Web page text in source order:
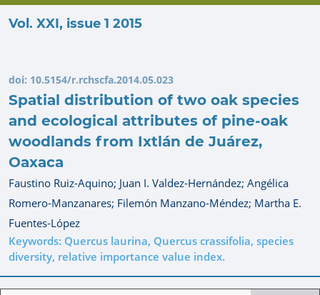
Vol. XXI, issue 1 2015
doi: 10.5154/r.rchscfa.2014.05.023
Spatial distribution of two oak species
and ecological attributes of pine-oak
woodlands from Ixtlán de Juárez,
Oaxaca
Faustino Ruiz-Aquino; Juan I. Valdez-Hernández; Angélica
Romero-Manzanares; Filemón Manzano-Méndez; Martha E.
Fuentes-López
Keywords: Quercus laurina, Quercus crassifolia, species
diversity, relative importance value index.